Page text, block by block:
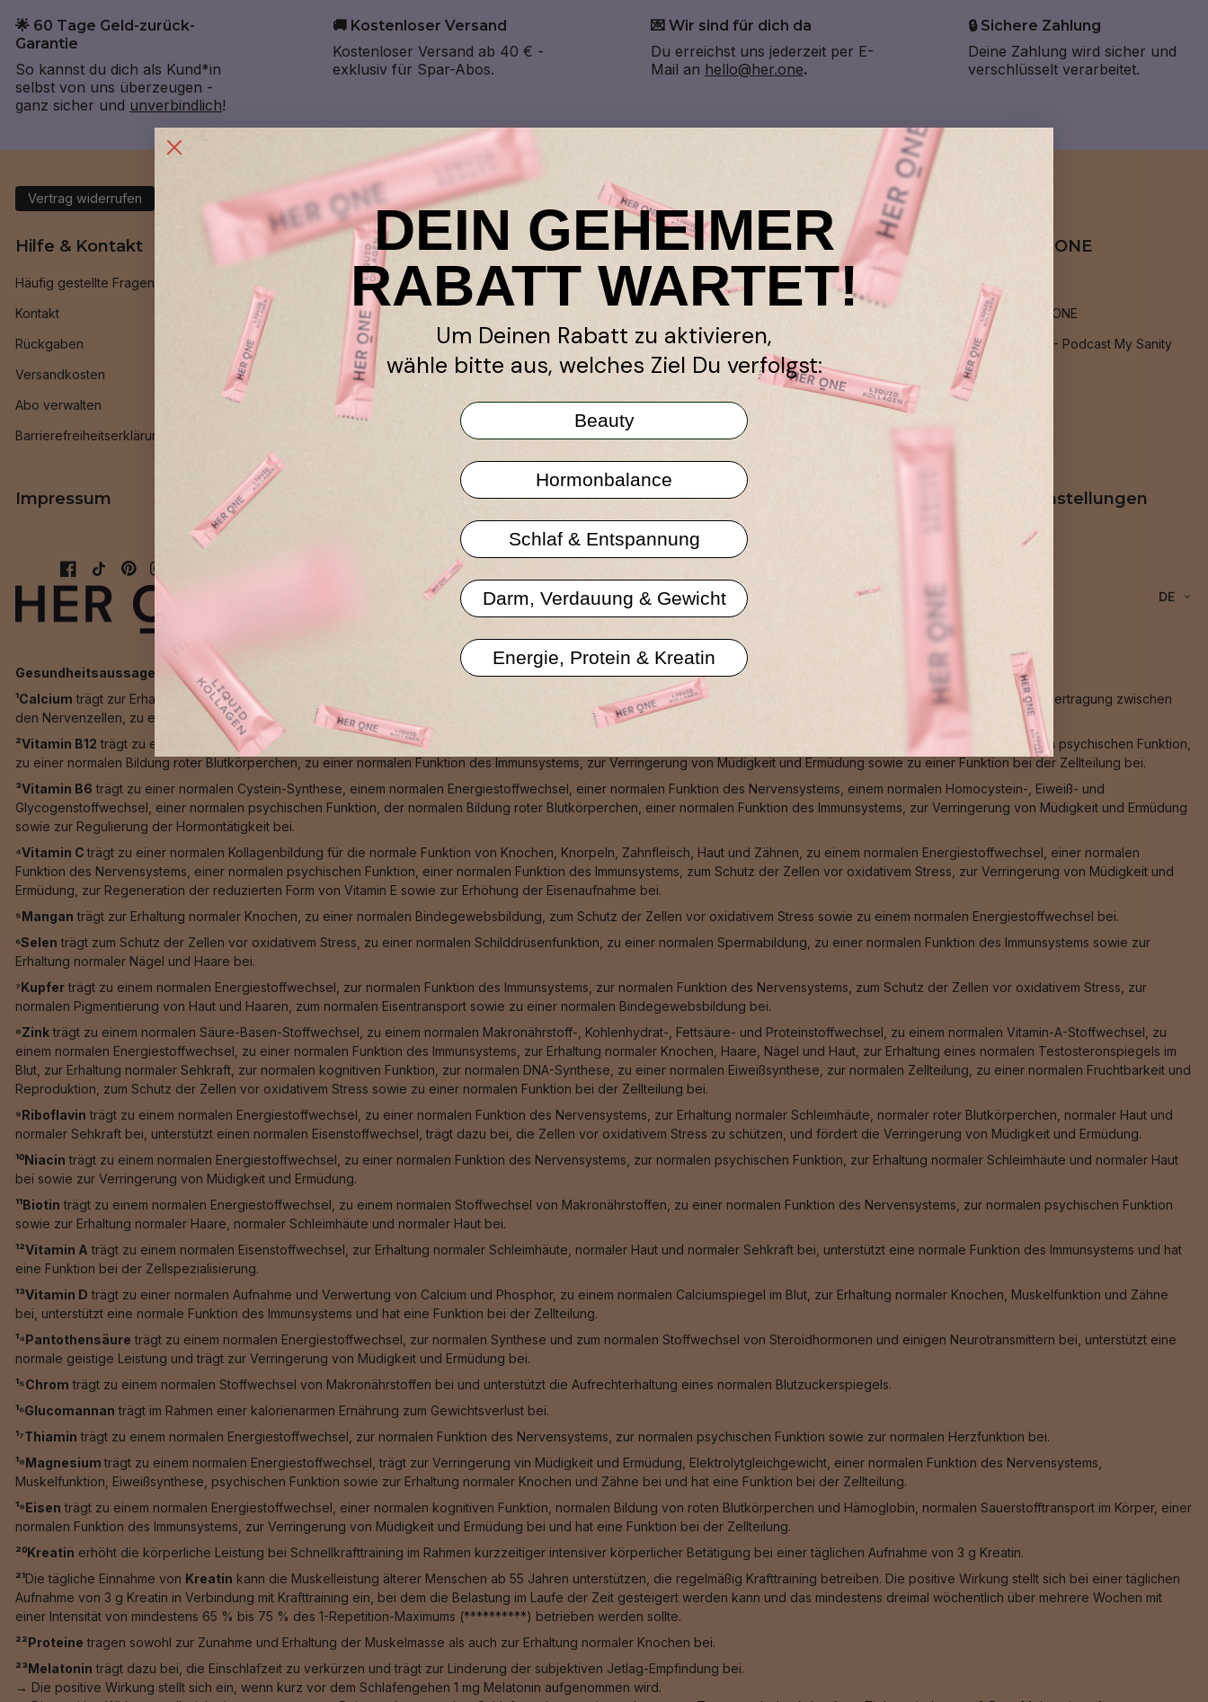
🌟 60 Tage Geld-zurück-
Garantie
So kannst du dich als Kund*in
selbst von uns überzeugen -
ganz sicher und unverbindlich!
🚚 Kostenloser Versand
Kostenloser Versand ab 40 € -
exklusiv für Spar-Abos.
💌 Wir sind für dich da
Du erreichst uns jederzeit per E-
Mail an hello@her.one.
🔒 Sichere Zahlung
Deine Zahlung wird sicher und
verschlüsselt verarbeitet.
Vertrag widerrufen
Hilfe & Kontakt
Häufig gestellte Fragen
Kontakt
Rückgaben
Versandkosten
Abo verwalten
Barrierefreiheitserklärung
Allgemein
Geld-zurück-Garantie
Treueprogramm
Freund*innen werben
INNER BEAUTY All in One
HER ONE Bestseller
Ambassador Programm
Händler
Amazon
Shop Apotheke
Über HER ONE
Über uns
Jobs bei HER ONE
Podcast: PMS - Podcast My Sanity
Blog
Impressum Datenschutzerklärung Cookie-Einstellungen
DE
Gesundheitsaussagen nach EU-Richtlinien:
¹Calcium trägt zur Erhaltung normaler Knochen, zur Erhaltung normaler Zähne, zu einer normalen Blutgerinnung, zu einer normalen Muskelfunktion, zu einer normalen Signalübertragung zwischen
den Nervenzellen, zu einem normalen Energiestoffwechsel sowie zur normalen Funktion von Verdauungsenzymen bei.
²Vitamin B12 trägt zu einem normalen Energiestoffwechsel, zu einer normalen Funktion des Nervensystems, zu einem normalen Homocystein-Stoffwechsel, zu einer normalen psychischen Funktion,
zu einer normalen Bildung roter Blutkörperchen, zu einer normalen Funktion des Immunsystems, zur Verringerung von Müdigkeit und Ermüdung sowie zu einer Funktion bei der Zellteilung bei.
³Vitamin B6 trägt zu einer normalen Cystein-Synthese, einem normalen Energiestoffwechsel, einer normalen Funktion des Nervensystems, einem normalen Homocystein-, Eiweiß- und
Glycogenstoffwechsel, einer normalen psychischen Funktion, der normalen Bildung roter Blutkörperchen, einer normalen Funktion des Immunsystems, zur Verringerung von Müdigkeit und Ermüdung
sowie zur Regulierung der Hormontätigkeit bei.
⁴Vitamin Cträgt zu einer normalen Kollagenbildung für die normale Funktion von Knochen, Knorpeln, Zahnfleisch, Haut und Zähnen, zu einem normalen Energiestoffwechsel, einer normalen
Funktion des Nervensystems, einer normalen psychischen Funktion, einer normalen Funktion des Immunsystems, zum Schutz der Zellen vor oxidativem Stress, zur Verringerung von Müdigkeit und
Ermüdung, zur Regeneration der reduzierten Form von Vitamin E sowie zur Erhöhung der Eisenaufnahme bei.
⁵Mangan trägt zur Erhaltung normaler Knochen, zu einer normalen Bindegewebsbildung, zum Schutz der Zellen vor oxidativem Stress sowie zu einem normalen Energiestoffwechsel bei.
⁶Selen trägt zum Schutz der Zellen vor oxidativem Stress, zu einer normalen Schilddrüsenfunktion, zu einer normalen Spermabildung, zu einer normalen Funktion des Immunsystems sowie zur
Erhaltung normaler Nägel und Haare bei.
⁷Kupferträgt zu einem normalen Energiestoffwechsel, zur normalen Funktion des Immunsystems, zur normalen Funktion des Nervensystems, zum Schutz der Zellen vor oxidativem Stress, zur
normalen Pigmentierung von Haut und Haaren, zum normalen Eisentransport sowie zu einer normalen Bindegewebsbildung bei.
⁸Zinkträgt zu einem normalen Säure-Basen-Stoffwechsel, zu einem normalen Makronährstoff-, Kohlenhydrat-, Fettsäure- und Proteinstoffwechsel, zu einem normalen Vitamin-A-Stoffwechsel, zu
einem normalen Energiestoffwechsel, zu einer normalen Funktion des Immunsystems, zur Erhaltung normaler Knochen, Haare, Nägel und Haut, zur Erhaltung eines normalen Testosteronspiegels im
Blut, zur Erhaltung normaler Sehkraft, zur normalen kognitiven Funktion, zur normalen DNA-Synthese, zu einer normalen Eiweißsynthese, zur normalen Zellteilung, zu einer normalen Fruchtbarkeit und
Reproduktion, zum Schutz der Zellen vor oxidativem Stress sowie zu einer normalen Funktion bei der Zellteilung bei.
⁹Riboflavin trägt zu einem normalen Energiestoffwechsel, zu einer normalen Funktion des Nervensystems, zur Erhaltung normaler Schleimhäute, normaler roter Blutkörperchen, normaler Haut und
normaler Sehkraft bei, unterstützt einen normalen Eisenstoffwechsel, trägt dazu bei, die Zellen vor oxidativem Stress zu schützen, und fördert die Verringerung von Müdigkeit und Ermüdung.
¹⁰Niacin trägt zu einem normalen Energiestoffwechsel, zu einer normalen Funktion des Nervensystems, zur normalen psychischen Funktion, zur Erhaltung normaler Schleimhäute und normaler Haut
bei sowie zur Verringerung von Müdigkeit und Ermüdung.
¹¹Biotin trägt zu einem normalen Energiestoffwechsel, zu einem normalen Stoffwechsel von Makronährstoffen, zu einer normalen Funktion des Nervensystems, zur normalen psychischen Funktion
sowie zur Erhaltung normaler Haare, normaler Schleimhäute und normaler Haut bei.
¹²Vitamin A trägt zu einem normalen Eisenstoffwechsel, zur Erhaltung normaler Schleimhäute, normaler Haut und normaler Sehkraft bei, unterstützt eine normale Funktion des Immunsystems und hat
eine Funktion bei der Zellspezialisierung.
¹³Vitamin D trägt zu einer normalen Aufnahme und Verwertung von Calcium und Phosphor, zu einem normalen Calciumspiegel im Blut, zur Erhaltung normaler Knochen, Muskelfunktion und Zähne
bei, unterstützt eine normale Funktion des Immunsystems und hat eine Funktion bei der Zellteilung.
¹⁴Pantothensäure trägt zu einem normalen Energiestoffwechsel, zur normalen Synthese und zum normalen Stoffwechsel von Steroidhormonen und einigen Neurotransmittern bei, unterstützt eine
normale geistige Leistung und trägt zur Verringerung von Müdigkeit und Ermüdung bei.
¹⁵Chrom trägt zu einem normalen Stoffwechsel von Makronährstoffen bei und unterstützt die Aufrechterhaltung eines normalen Blutzuckerspiegels.
¹⁶Glucomannan trägt im Rahmen einer kalorienarmen Ernährung zum Gewichtsverlust bei.
¹⁷Thiamin trägt zu einem normalen Energiestoffwechsel, zur normalen Funktion des Nervensystems, zur normalen psychischen Funktion sowie zur normalen Herzfunktion bei.
¹⁸Magnesiumträgt zu einem normalen Energiestoffwechsel, trägt zur Verringerung vin Müdigkeit und Ermüdung, Elektrolytgleichgewicht, einer normalen Funktion des Nervensystems,
Muskelfunktion, Eiweißsynthese, psychischen Funktion sowie zur Erhaltung normaler Knochen und Zähne bei und hat eine Funktion bei der Zellteilung.
¹⁹Eisen trägt zu einem normalen Energiestoffwechsel, einer normalen kognitiven Funktion, normalen Bildung von roten Blutkörperchen und Hämoglobin, normalen Sauerstofftransport im Körper, einer
normalen Funktion des Immunsystems, zur Verringerung von Müdigkeit und Ermüdung bei und hat eine Funktion bei der Zellteilung.
²⁰Kreatin erhöht die körperliche Leistung bei Schnellkrafttraining im Rahmen kurzzeitiger intensiver körperlicher Betätigung bei einer täglichen Aufnahme von 3 g Kreatin.
²¹Die tägliche Einnahme von Kreatin kann die Muskelleistung älterer Menschen ab 55 Jahren unterstützen, die regelmäßig Krafttraining betreiben. Die positive Wirkung stellt sich bei einer täglichen
Aufnahme von 3 g Kreatin in Verbindung mit Krafttraining ein, bei dem die Belastung im Laufe der Zeit gesteigert werden kann und das mindestens dreimal wöchentlich über mehrere Wochen mit
einer Intensität von mindestens 65 % bis 75 % des 1-Repetition-Maximums (**********) betrieben werden sollte.
²²Proteine tragen sowohl zur Zunahme und Erhaltung der Muskelmasse als auch zur Erhaltung normaler Knochen bei.
²³Melatonin trägt dazu bei, die Einschlafzeit zu verkürzen und trägt zur Linderung der subjektiven Jetlag-Empfindung bei.
→ Die positive Wirkung stellt sich ein, wenn kurz vor dem Schlafengehen 1 mg Melatonin aufgenommen wird.
DEIN GEHEIMER
RABATT WARTET!
Um Deinen Rabatt zu aktivieren,
wähle bitte aus, welches Ziel Du verfolgst:
Beauty
Hormonbalance
Schlaf & Entspannung
Darm, Verdauung & Gewicht
Energie, Protein & Kreatin